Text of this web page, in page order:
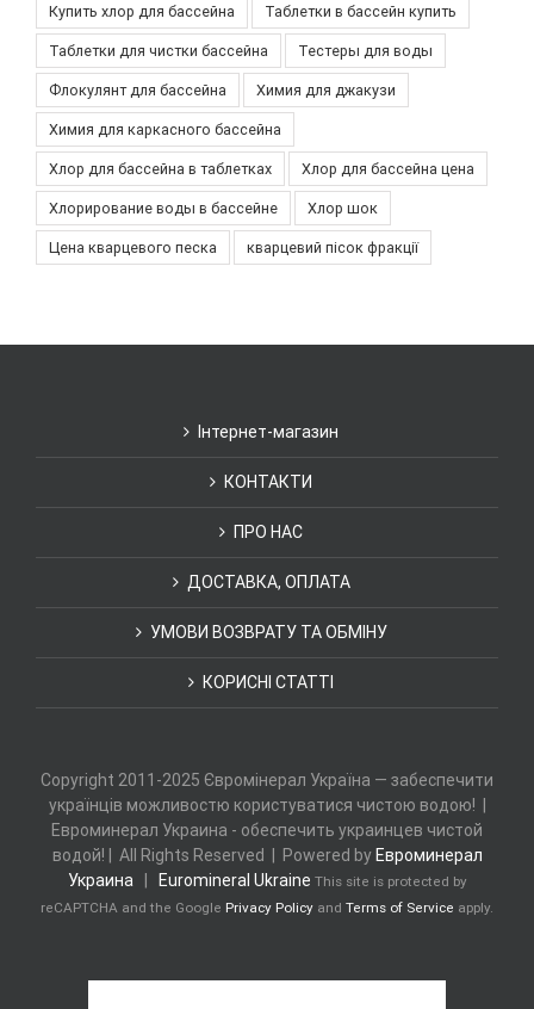
Купить хлор для бассейна Таблетки в бассейн купить
Таблетки для чистки бассейна Тестеры для воды
Флокулянт для бассейна Химия для джакузи
Химия для каркасного бассейна
Хлор для бассейна в таблетках Хлор для бассейна цена
Хлорирование воды в бассейне Хлор шок
Цена кварцевого песка кварцевий пісок фракції
Інтернет-магазин
КОНТАКТИ
ПРО НАС
ДОСТАВКА, ОПЛАТА
УМОВИ ВОЗВРАТУ ТА ОБМІНУ
КОРИСНІ СТАТТІ
Copyright 2011-2025 Євромінерал Україна — забеспечити
українців можливостю користуватися чистою водою! |
Евроминерал Украина - обеспечить украинцев чистой
водой! | All Rights Reserved | Powered byЕвроминерал
Украина | Euromineral Ukraine This site is protected by
reCAPTCHA and the Google Privacy Policy and Terms of Service apply.